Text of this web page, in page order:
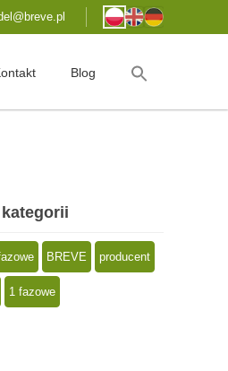
Blog
BREVE producent
1 fazowe